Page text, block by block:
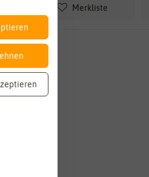
Merkliste